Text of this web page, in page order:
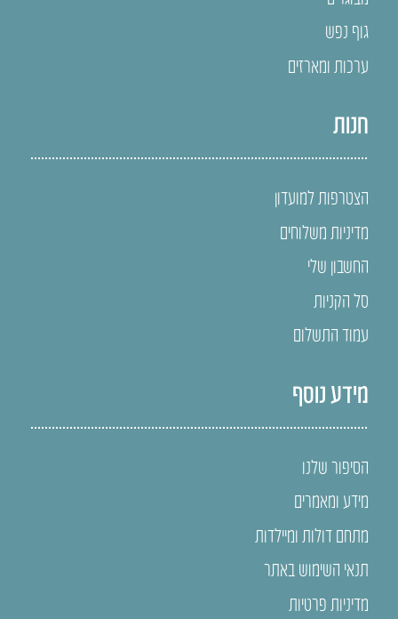
גוף נפש
ערכות ומארזים
חנות
הצטרפות למועדון
מדיניות משלוחים
החשבון שלי
סל הקניות
עמוד התשלום
מידע נוסף
הסיפור שלנו
מידע ומאמרים
מתחם דולות ומיילדות
תנאי השימוש באתר
מדיניות פרטיות